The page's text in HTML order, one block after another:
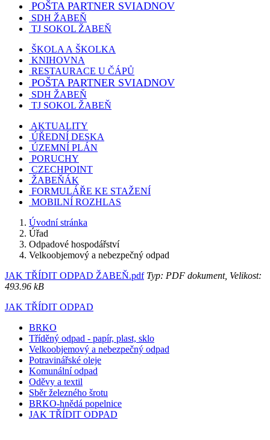
POŠTA PARTNER SVIADNOV
SDH ŽABEŇ
TJ SOKOL ŽABEŇ
ŠKOLA A ŠKOLKA
KNIHOVNA
RESTAURACE U ČÁPŮ
POŠTA PARTNER SVIADNOV
SDH ŽABEŇ
TJ SOKOL ŽABEŇ
AKTUALITY
ÚŘEDNÍ DESKA
ÚZEMNÍ PLÁN
PORUCHY
CZECHPOINT
ŽABEŇÁK
FORMULÁŘE KE STAŽENÍ
MOBILNÍ ROZHLAS
Úvodní stránka
Úřad
Odpadové hospodářství
Velkoobjemový a nebezpečný odpad
JAK TŘÍDIT ODPAD ŽABEŇ.pdfTyp: PDF dokument, Velikost:
493.96 kB
JAK TŘÍDIT ODPAD
BRKO
Tříděný odpad - papír, plast, sklo
Velkoobjemový a nebezpečný odpad
Potravinářské oleje
Komunální odpad
Oděvy a textil
Sběr železného šrotu
BRKO-hnědá popelnice
JAK TŘÍDIT ODPAD